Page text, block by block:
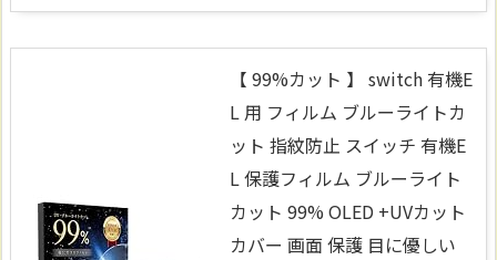
【 99%カット 】 switch 有機E
L 用 フィルム ブルーライトカ
ット 指紋防止 スイッチ 有機E
L 保護フィルム ブルーライト
カット 99% OLED +UVカット
カバー 画面 保護 目に優しい